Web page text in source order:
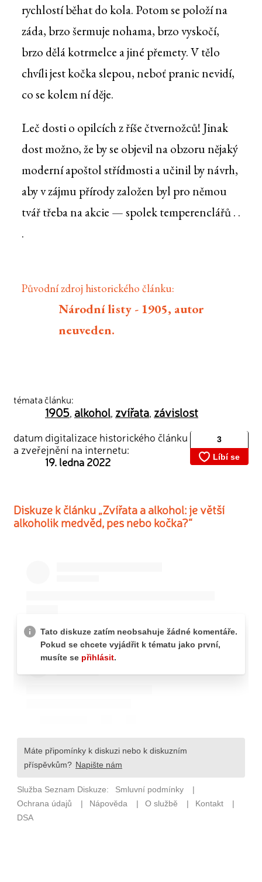
rychlostí běhat do kola. Potom se položí na
záda, brzo šermuje nohama, brzo vyskočí,
brzo dělá kotrmelce a jiné přemety. V tělo
chvíli jest kočka slepou, neboť pranic nevidí,
co se kolem ní děje.
Leč dosti o opilcích z říše čtvernožců! Jinak
dost možno, že by se objevil na obzoru nějaký
moderní apoštol střídmosti a učinil by návrh,
aby v zájmu přírody založen byl pro němou
tvář třeba na akcie — spolek temperenclářů . .
.
Původní zdroj historického článku:
Národní listy - 1905, autor
neuveden.
témata článku:
1905, alkohol, zvířata, závislost
datum digitalizace historického článku
a zveřejnění na internetu:
19. ledna 2022
Diskuze k článku „Zvířata a alkohol: je větší
alkoholik medvěd, pes nebo kočka?“